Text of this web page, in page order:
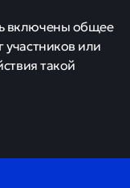
включены общее
или
такой